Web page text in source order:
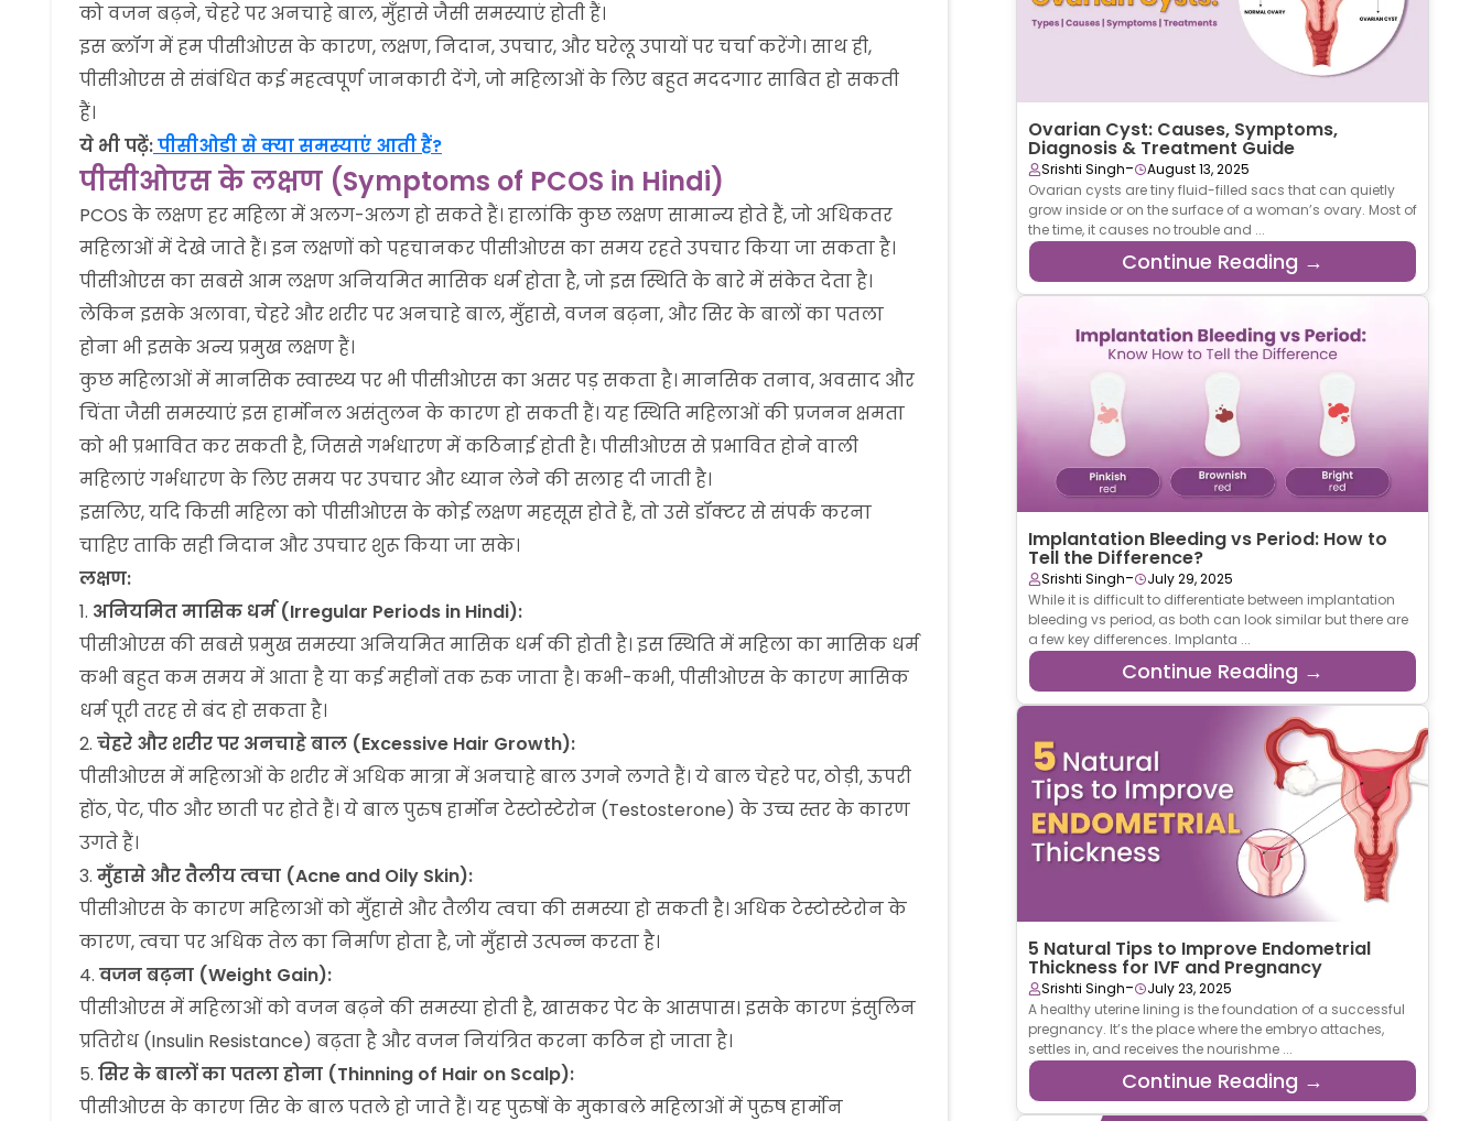
को वजन बढ़ने, चेहरे पर अनचाहे बाल, मुँहासे जैसी समस्याएं होती हैं।
इस ब्लॉग में हम पीसीओएस के कारण, लक्षण, निदान, उपचार, और घरेलू उपायों पर चर्चा करेंगे। साथ ही,
पीसीओएस से संबंधित कई महत्वपूर्ण जानकारी देंगे, जो महिलाओं के लिए बहुत मददगार साबित हो सकती
हैं।
ये भी पढ़ें:पीसीओडी से क्या समस्याएं आती हैं?
पीसीओएस के लक्षण (Symptoms of PCOS in Hindi)
PCOS के लक्षण हर महिला में अलग-अलग हो सकते हैं। हालांकि कुछ लक्षण सामान्य होते हैं, जो अधिकतर
महिलाओं में देखे जाते हैं। इन लक्षणों को पहचानकर पीसीओएस का समय रहते उपचार किया जा सकता है।
पीसीओएस का सबसे आम लक्षण अनियमित मासिक धर्म होता है, जो इस स्थिति के बारे में संकेत देता है।
लेकिन इसके अलावा, चेहरे और शरीर पर अनचाहे बाल, मुँहासे, वजन बढ़ना, और सिर के बालों का पतला
होना भी इसके अन्य प्रमुख लक्षण हैं।
कुछ महिलाओं में मानसिक स्वास्थ्य पर भी पीसीओएस का असर पड़ सकता है। मानसिक तनाव, अवसाद और
चिंता जैसी समस्याएं इस हार्मोनल असंतुलन के कारण हो सकती हैं। यह स्थिति महिलाओं की प्रजनन क्षमता
को भी प्रभावित कर सकती है, जिससे गर्भधारण में कठिनाई होती है। पीसीओएस से प्रभावित होने वाली
महिलाएं गर्भधारण के लिए समय पर उपचार और ध्यान लेने की सलाह दी जाती है।
इसलिए, यदि किसी महिला को पीसीओएस के कोई लक्षण महसूस होते हैं, तो उसे डॉक्टर से संपर्क करना
चाहिए ताकि सही निदान और उपचार शुरू किया जा सके।
लक्षण:
अनियमित मासिक धर्म (Irregular Periods in Hindi):
पीसीओएस की सबसे प्रमुख समस्या अनियमित मासिक धर्म की होती है। इस स्थिति में महिला का मासिक धर्म
कभी बहुत कम समय में आता है या कई महीनों तक रुक जाता है। कभी-कभी, पीसीओएस के कारण मासिक
धर्म पूरी तरह से बंद हो सकता है।
चेहरे और शरीर पर अनचाहे बाल (Excessive Hair Growth):
पीसीओएस में महिलाओं के शरीर में अधिक मात्रा में अनचाहे बाल उगने लगते हैं। ये बाल चेहरे पर, ठोड़ी, ऊपरी
होंठ, पेट, पीठ और छाती पर होते हैं। ये बाल पुरुष हार्मोन टेस्टोस्टेरोन (Testosterone) के उच्च स्तर के कारण
उगते हैं।
मुँहासे और तैलीय त्वचा (Acne and Oily Skin):
पीसीओएस के कारण महिलाओं को मुँहासे और तैलीय त्वचा की समस्या हो सकती है। अधिक टेस्टोस्टेरोन के
कारण, त्वचा पर अधिक तेल का निर्माण होता है, जो मुँहासे उत्पन्न करता है।
वजन बढ़ना (Weight Gain):
पीसीओएस में महिलाओं को वजन बढ़ने की समस्या होती है, खासकर पेट के आसपास। इसके कारण इंसुलिन
प्रतिरोध (Insulin Resistance) बढ़ता है और वजन नियंत्रित करना कठिन हो जाता है।
सिर के बालों का पतला होना (Thinning of Hair on Scalp):
पीसीओएस के कारण सिर के बाल पतले हो जाते हैं। यह पुरुषों के मुकाबले महिलाओं में पुरुष हार्मोन
Ovarian Cyst: Causes, Symptoms,
Diagnosis & Treatment Guide
Srishti Singh-
August 13, 2025
Ovarian cysts are tiny fluid-filled sacs that can quietly
grow inside or on the surface of a woman’s ovary. Most of
the time, it causes no trouble and ...
Continue Reading →
Implantation Bleeding vs Period: How to
Tell the Difference?
Srishti Singh-
July 29, 2025
While it is difficult to differentiate between implantation
bleeding vs period, as both can look similar but there are
a few key differences. Implanta ...
Continue Reading →
5 Natural Tips to Improve Endometrial
Thickness for IVF and Pregnancy
Srishti Singh-
July 23, 2025
A healthy uterine lining is the foundation of a successful
pregnancy. It’s the place where the embryo attaches,
settles in, and receives the nourishme ...
Continue Reading →